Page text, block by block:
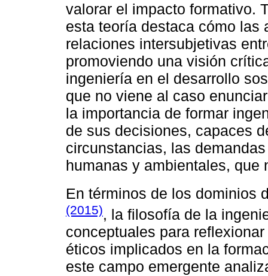
valorar el impacto formativo.
esta teoría destaca cómo
relaciones intersubjetivas
promoviendo una visión
ingeniería en el desarrollo
que no viene al caso
la importancia de formar
de sus decisiones, capaces
circunstancias, las
humanas y ambientales, que
En términos de los dominios
(2015), la filosofía de la
conceptuales para
éticos implicados en la
este campo emergente